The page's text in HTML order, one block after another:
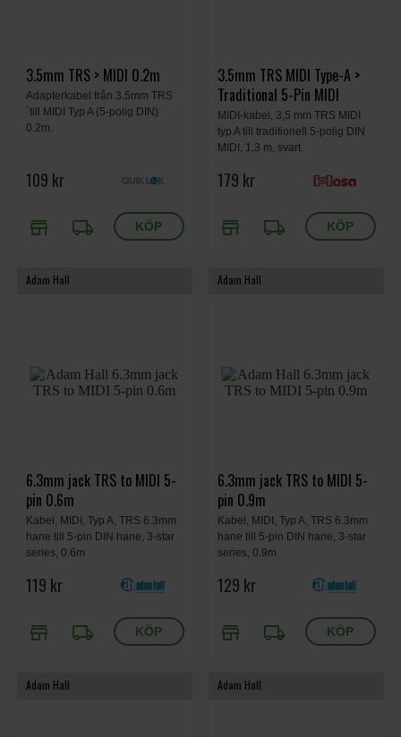
3.5mm TRS > MIDI 0.2m
Adapterkabel från 3.5mm TRS
´till MIDI Typ A (5-polig DIN)
0.2m.
109 kr
store local_shipping
3.5mm TRS MIDI Type-A >
Traditional 5-Pin MIDI
MIDI-kabel, 3,5 mm TRS MIDI
typ A till traditionell 5-polig DIN
MIDI, 1,3 m, svart.
179 kr
store local_shipping
Adam Hall
6.3mm jack TRS to MIDI 5-
pin 0.6m
Kabel, MIDI, Typ A, TRS 6.3mm
hane till 5-pin DIN hane, 3-star
series, 0.6m
119 kr
store local_shipping
Adam Hall
6.3mm jack TRS to MIDI 5-
pin 0.9m
Kabel, MIDI, Typ A, TRS 6.3mm
hane till 5-pin DIN hane, 3-star
series, 0.9m
129 kr
store local_shipping
Adam Hall Adam Hall